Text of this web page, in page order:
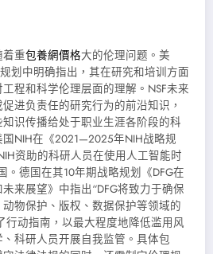
重包養網價格大的伦理问题。美
划中明确指出，其在研究和培训方面
程和科学伦理层面的理解。NSF未来
进负责任的研究行为的前沿知识，
识传播给处于职业生涯各阶段的科
NIH在《2021—2025年NIH战略规
资助的科研人员在使用人工智能时
。德国在其10年期战略规划《DFG在
来展望》中指出“DFG将致力于确保
物保护、版权、数据保护等领域的
行动指南，以最大程度地降低滥用风
科研人员开展自我监管。具体包